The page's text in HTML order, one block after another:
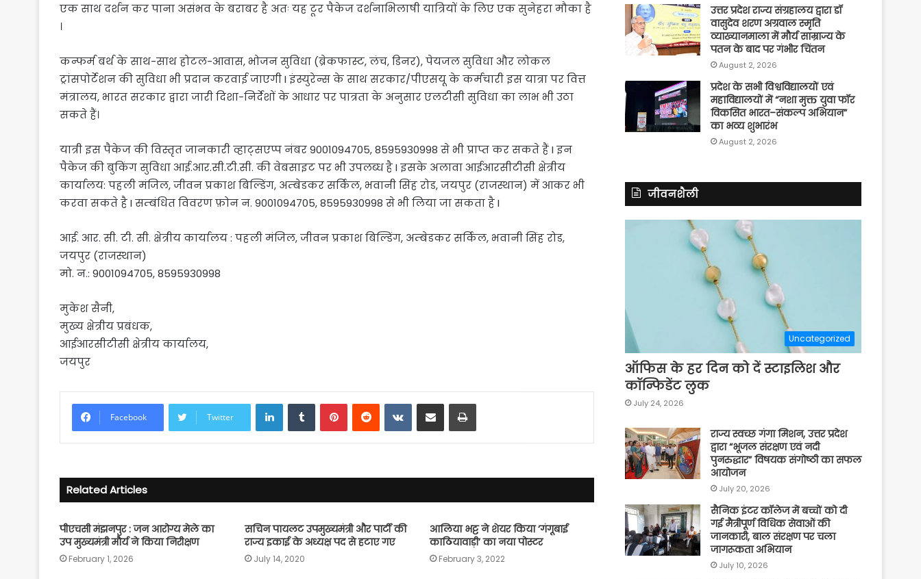
एक साथ दर्शन कर पाना असंभव के बराबर है अतः यह टूर पैकेज दर्शनाभिलाषी यात्रियों के लिए एक सुनेहरा मौका है
।
कन्फर्म बर्थ के साथ-साथ होटल-आवास, भोजन सुविधा (ब्रेकफास्ट, लंच, डिनर), पेयजल सुविधा और लोकल
ट्रांसपोर्टेशन की सुविधा भी प्रदान करवाई जाएगी I इंस्युरेन्स के साथ सरकार/पीएसयू के कर्मचारी इस यात्रा पर वित्त
मंत्रालय, भारत सरकार द्वारा जारी दिशा-निर्देशों के आधार पर पात्रता के अनुसार एलटीसी सुविधा का लाभ भी उठा
सकते हैं।
यात्री इस पैकेज की विस्तृत जानकारी व्हाट्सएप्प नंबर 9001094705, 8595930998 से भी प्राप्त कर सकते हैं I इन
पैकेज की बुकिंग सुविधा आई.आर.सी.टी.सी. की वेबसाइट पर भी उपलब्ध है I इसके अलावा आईआरसीटीसी क्षेत्रीय
कार्यालय: पहली मंजिल, जीवन प्रकाश बिल्डिंग, अम्बेडकर सर्किल, भवानी सिंह रोड, जयपुर (राजस्थान) में आकर भी
करवा सकते है I सम्बंधित विवरण फ़ोन न. 9001094705, 8595930998 से भी लिया जा सकता है I
आई. आर. सी. टी. सी. क्षेत्रीय कार्यालय : पहली मंजिल, जीवन प्रकाश बिल्डिंग, अम्बेडकर सर्किल, भवानी सिंह रोड,
जयपुर (राजस्थान)
मो. न.: 9001094705, 8595930998
मुकेश सैनी,
मुख्य क्षेत्रीय प्रबंधक,
आईआरसीटीसी क्षेत्रीय कार्यालय,
जयपुर
Facebook Twitter
LinkedInTumblrPinterestReddit VKontakte
Share via Email Print
Related Articles
पीएचसी मंझनपुर : जन आरोग्य मेले का
उप मुख्यमंत्री मौर्य ने किया निरीक्षण
February 1, 2026
सचिन पायलट उपमुख्यमंत्री और पार्टी की
राज्य इकाई के अध्यक्ष पद से हटाए गए
July 14, 2020
आलिया भट्ट ने शेयर किया ‘गंगूबाई
काठियावाड़ी’ का नया पोस्टर
February 3, 2022
उत्तर प्रदेश राज्य संग्रहालय द्वारा डॉ
वासुदेव शरण अग्रवाल स्मृति
व्याख्यानमाला में मौर्य साम्राज्य के
पतन के बाद पर गंभीर चिंतन
August 2, 2026
प्रदेश के सभी विश्वविद्यालयों एवं
महाविद्यालयों में “नशा मुक्त युवा फॉर
विकसित भारत–संकल्प अभियान”
का भव्य शुभारंभ
August 2, 2026
जीवनशैली
Uncategorized
ऑफिस के हर दिन को दें स्टाइलिश और
कॉन्फिडेंट लुक
July 24, 2026
राज्य स्वच्छ गंगा मिशन, उत्तर प्रदेश
द्वारा “भूजल संरक्षण एवं नदी
पुनरुद्धार” विषयक संगोष्ठी का सफल
आयोजन
July 20, 2026
सैनिक इंटर कॉलेज में बच्चों को दी
गई मैत्रीपूर्ण विधिक सेवाओं की
जानकारी, बाल संरक्षण पर चला
जागरूकता अभियान
July 10, 2026